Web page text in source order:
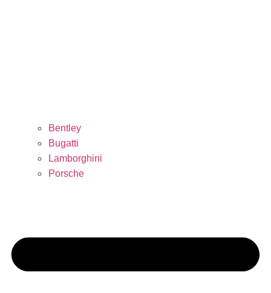
Bentley
Bugatti
Lamborghini
Porsche